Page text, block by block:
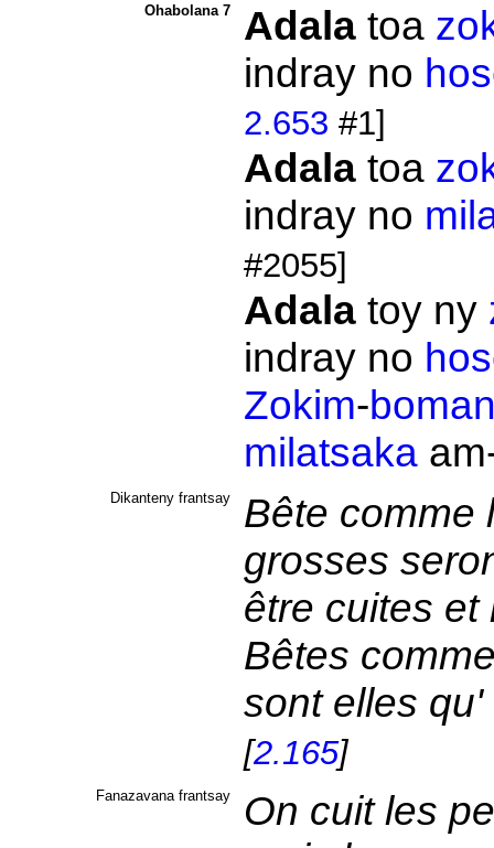
Ohabolana 7 Adalatoa
indray no
2.653 #1]
Adalatoa
indray no
#2055]
Adalatoy ny
indray no
Zokim-
milatsaka
Dikanteny frantsay
Bête comme
grosses
être cuites
Bêtes
sont elles
[2.165]
Fanazavana frantsay
On cuit les